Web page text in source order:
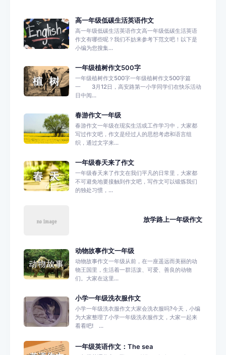
高一年级低碳生活英语作文
高一年级低碳生活英语作文高一年级低碳生活英语
作文有哪些呢？我们不妨来参考下范文吧！以下是
小编为您搜集...
一年级植树作文500字
一年级植树作文500字一年级植树作文500字篇
一 3月12日，高安路第一小学同学们在快乐活动
日中阅...
春游作文一年级
春游作文一年级在现实生活或工作学习中，大家都
写过作文吧，作文是经过人的思想考虑和语言组
织，通过文字来...
一年级春天来了作文
一年级春天来了作文在我们平凡的日常里，大家都
不可避免地要接触到作文吧，写作文可以锻炼我们
的独处习惯，...
放学路上一年级作文
动物故事作文一年级
动物故事作文一年级从前，在一座遥远而美丽的动
物王国里，生活着一群活泼、可爱、善良的动物
们。大家在这里...
小学一年级洗衣服作文
小学一年级洗衣服作文大家会洗衣服吗?今天，小编
为大家整理了小学一年级洗衣服作文，大家一起来
看看吧! ...
一年级英语作文：The sea